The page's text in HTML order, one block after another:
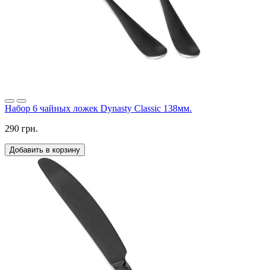
Набор 6 чайных ложек Dynasty Classic 138мм.
290 грн.
Добавить в корзину